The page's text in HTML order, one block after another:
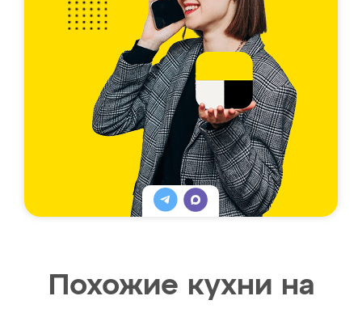
Похожие кухни на